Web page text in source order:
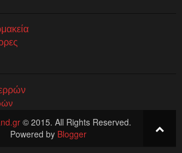
© 2015. All Rights Reserved.
Powered by Blogger